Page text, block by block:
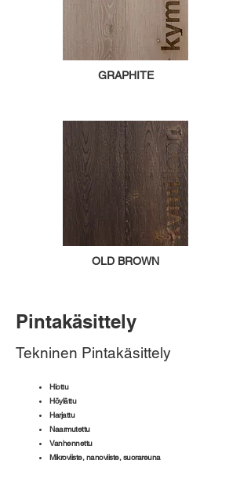
GRAPHITE
OLD BROWN
Pintakäsittely
Tekninen Pintakäsittely
Hiottu
Höylättu
Harjattu
Naarmutettu
Vanhennettu
Mikroviiste, nanoviiste, suorareuna